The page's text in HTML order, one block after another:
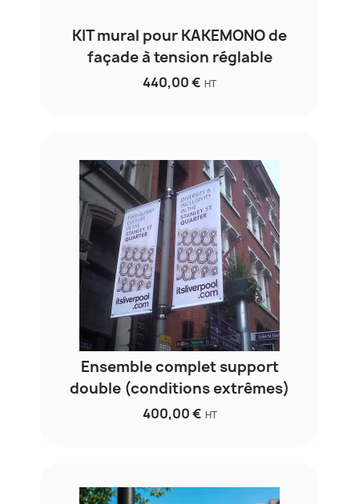
KIT mural pour KAKEMONO de
façade à tension réglable
440,00 € HT
Ensemble complet support
double (conditions extrêmes)
400,00 € HT